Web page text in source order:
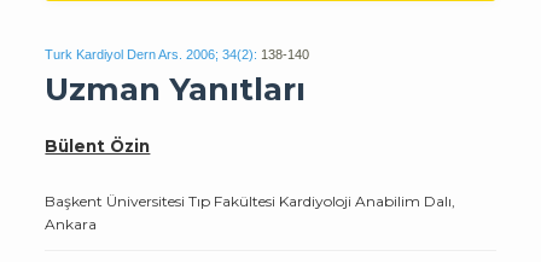
Turk Kardiyol Dern Ars. 2006; 34(2): 138-140
Uzman Yanıtları
Bülent Özin
Başkent Üniversitesi Tıp Fakültesi Kardiyoloji Anabilim Dalı,
Ankara